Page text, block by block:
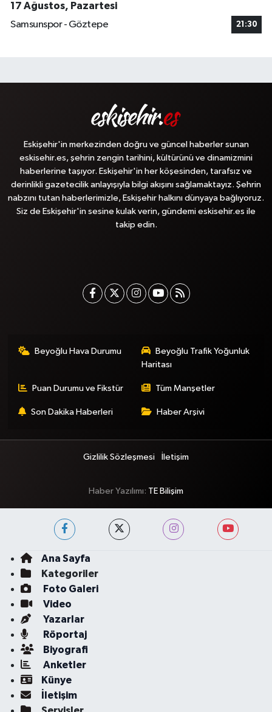
17 Ağustos, Pazartesi
Samsunspor - Göztepe
21:30
Eskişehir'in merkezinden doğru ve güncel haberler sunan
eskisehir.es, şehrin zengin tarihini, kültürünü ve dinamizmini
haberlerine taşıyor. Eskişehir'in her köşesinden, tarafsız ve
derinlikli gazetecilik anlayışıyla bilgi akışını sağlamaktayız. Şehrin
nabzını tutan haberlerimizle, Eskişehir halkını dünyaya bağlıyoruz.
Siz de Eskişehir'in sesine kulak verin, gündemi eskisehir.es ile
takip edin.
Beyoğlu Hava Durumu
Beyoğlu Trafik Yoğunluk
Haritası
Puan Durumu ve Fikstür Tüm Manşetler
Son Dakika Haberleri Haber Arşivi
Gizlilik Sözleşmesi İletişim
Haber Yazılımı: TE Bilişim
Ana Sayfa
Kategoriler
Foto Galeri
Video
Yazarlar
Röportaj
Biyografi
Anketler
Künye
İletişim